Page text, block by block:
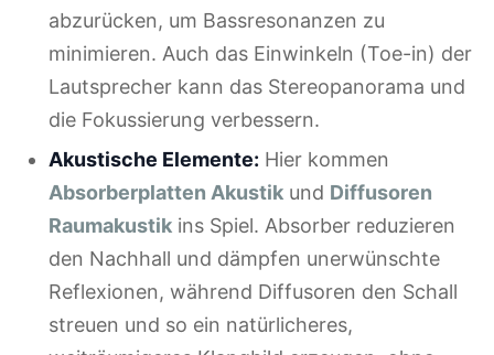
abzurücken, um Bassresonanzen zu
minimieren. Auch das Einwinkeln (Toe-in) der
Lautsprecher kann das Stereopanorama und
die Fokussierung verbessern.
Akustische Elemente: Hier kommen
Absorberplatten Akustik und Diffusoren
Raumakustik ins Spiel. Absorber reduzieren
den Nachhall und dämpfen unerwünschte
Reflexionen, während Diffusoren den Schall
streuen und so ein natürlicheres,